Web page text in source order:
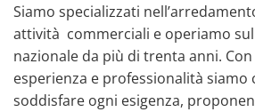
Siamo specializzati
attività commerciali e operiamo
nazionale da più di trenta anni.
esperienza e professionalità
soddisfare ogni esigenza,